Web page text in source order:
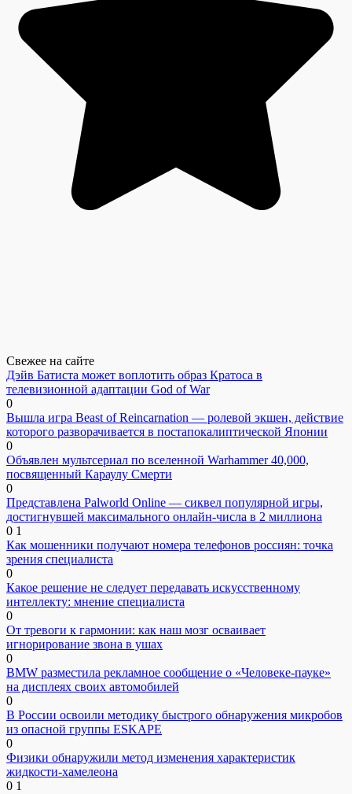
Свежее на сайте
Дэйв Батиста может воплотить образ Кратоса в
телевизионной адаптации God of War
0
Вышла игра Beast of Reincarnation — ролевой экшен, действие
которого разворачивается в постапокалиптической Японии
0
Объявлен мультсериал по вселенной Warhammer 40,000,
посвященный Караулу Смерти
0
Представлена Palworld Online — сиквел популярной игры,
достигнувшей максимального онлайн-числа в 2 миллиона
0 1
Как мошенники получают номера телефонов россиян: точка
зрения специалиста
0
Какое решение не следует передавать искусственному
интеллекту: мнение специалиста
0
От тревоги к гармонии: как наш мозг осваивает
игнорирование звона в ушах
0
BMW разместила рекламное сообщение о «Человеке-пауке»
на дисплеях своих автомобилей
0
В России освоили методику быстрого обнаружения микробов
из опасной группы ESKAPE
0
Физики обнаружили метод изменения характеристик
жидкости-хамелеона
0 1